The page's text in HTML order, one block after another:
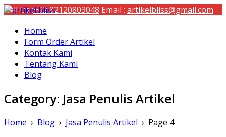
Call Us :+62 82120803048 Email : artikelbliss@gmail.com
artikel bliss
Jasa Penulis Artikel SEO
Home
Form Order Artikel
Kontak Kami
Tentang Kami
Blog
Category: Jasa Penulis Artikel
Home › Blog › Jasa Penulis Artikel › Page 4